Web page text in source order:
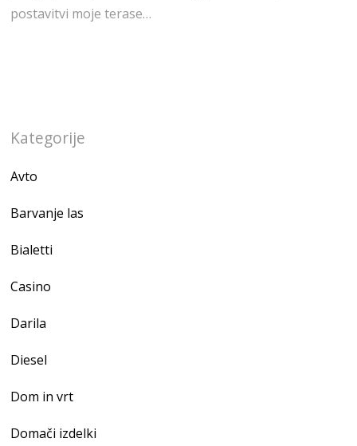
postavitvi moje terase…
Kategorije
Avto
Barvanje las
Bialetti
Casino
Darila
Diesel
Dom in vrt
Domači izdelki